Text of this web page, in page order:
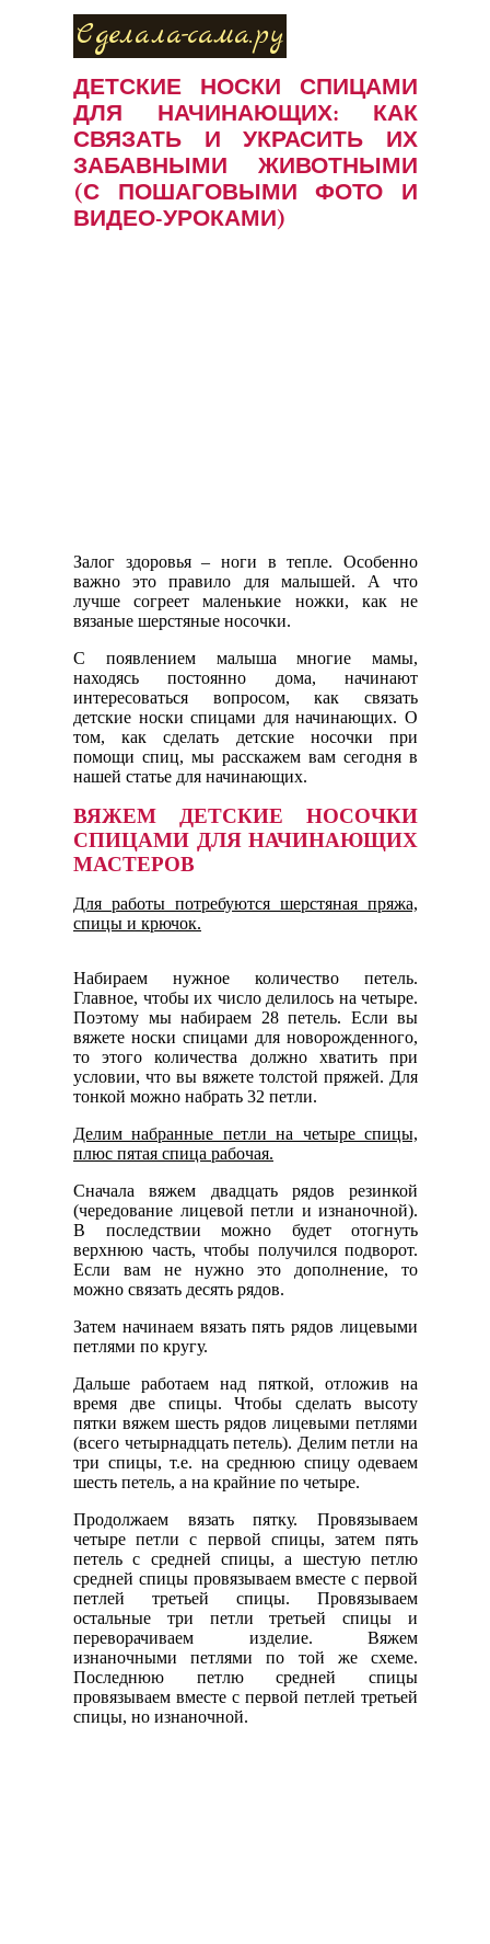
Сделала-сама.ру
ДЕТСКИЕ НОСКИ СПИЦАМИ
ДЛЯ НАЧИНАЮЩИХ: КАК
СВЯЗАТЬ И УКРАСИТЬ ИХ
ЗАБАВНЫМИ ЖИВОТНЫМИ
(С ПОШАГОВЫМИ ФОТО И
ВИДЕО-УРОКАМИ)
Залог здоровья – ноги в тепле. Особенно
важно это правило для малышей. А что
лучше согреет маленькие ножки, как не
вязаные шерстяные носочки.
С появлением малыша многие мамы,
находясь постоянно дома, начинают
интересоваться вопросом, как связать
детские носки спицами для начинающих. О
том, как сделать детские носочки при
помощи спиц, мы расскажем вам сегодня в
нашей статье для начинающих.
ВЯЖЕМ ДЕТСКИЕ НОСОЧКИ
СПИЦАМИ ДЛЯ НАЧИНАЮЩИХ
МАСТЕРОВ
Для работы потребуются шерстяная пряжа,
спицы и крючок.
Набираем нужное количество петель.
Главное, чтобы их число делилось на четыре.
Поэтому мы набираем 28 петель. Если вы
вяжете носки спицами для новорожденного,
то этого количества должно хватить при
условии, что вы вяжете толстой пряжей. Для
тонкой можно набрать 32 петли.
Делим набранные петли на четыре спицы,
плюс пятая спица рабочая.
Сначала вяжем двадцать рядов резинкой
(чередование лицевой петли и изнаночной).
В последствии можно будет отогнуть
верхнюю часть, чтобы получился подворот.
Если вам не нужно это дополнение, то
можно связать десять рядов.
Затем начинаем вязать пять рядов лицевыми
петлями по кругу.
Дальше работаем над пяткой, отложив на
время две спицы. Чтобы сделать высоту
пятки вяжем шесть рядов лицевыми петлями
(всего четырнадцать петель). Делим петли на
три спицы, т.е. на среднюю спицу одеваем
шесть петель, а на крайние по четыре.
Продолжаем вязать пятку. Провязываем
четыре петли с первой спицы, затем пять
петель с средней спицы, а шестую петлю
средней спицы провязываем вместе с первой
петлей третьей спицы. Провязываем
остальные три петли третьей спицы и
переворачиваем изделие. Вяжем
изнаночными петлями по той же схеме.
Последнюю петлю средней спицы
провязываем вместе с первой петлей третьей
спицы, но изнаночной.